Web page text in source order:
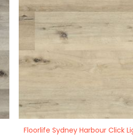
Floorlife Sydney Harbour Click
Quickview